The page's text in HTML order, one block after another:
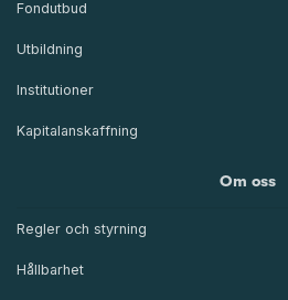
Fondutbud
Utbildning
Institutioner
Kapitalanskaffning
Om oss
Regler och styrning
Hållbarhet